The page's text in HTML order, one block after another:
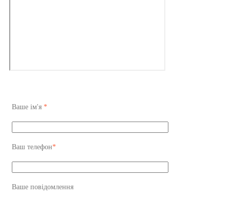
Ваше ім'я *
Ваш телефон*
Ваше повідомлення